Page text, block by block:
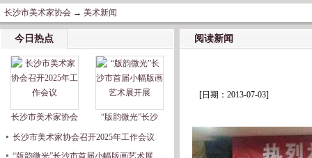
长沙市美术家协会 → 美术新闻
今日热点
长沙市美术家协会 “版韵微光”长沙
长沙市美术家协会召开2025年工作会议
“版韵微光”长沙市首届小幅版画艺术展
阅读新闻
[日期：2013-07-03]